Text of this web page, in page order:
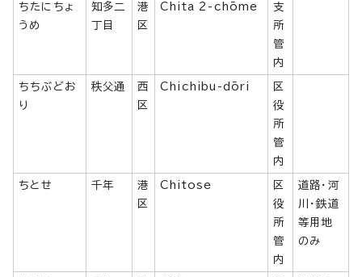
ちたにちょ
うめ
知多二
丁目
港
区
Chita 2-chōme
支
所
管
内
ちちぶどお
り
秩父通
西
区
Chichibu-dōri
区
役
所
管
内
ちとせ 千年
港
区
Chitose
区
役
所
管
内
道路・河
川・鉄道
等用地
のみ